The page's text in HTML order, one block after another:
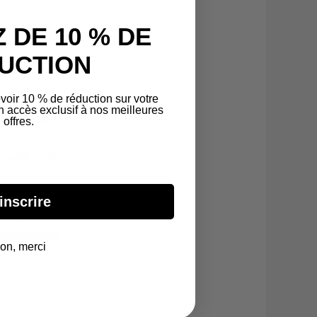
205
252
g/m²
DE 10 % DE
10 % de réduction sur votre
accès exclusif à nos meilleures
offres.
merci